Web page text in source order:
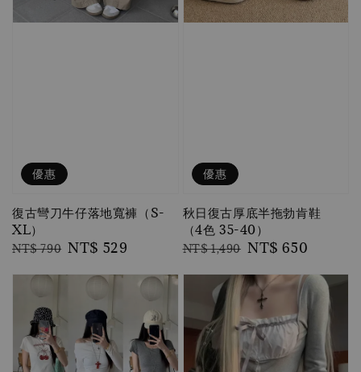
優惠
復古彎刀牛仔落地寬褲（S-
XL）
Regular
NT$ 790 Sale
NT$ 529
優惠
秋日復古厚底半拖勃肯鞋
（4色 35-40）
Regular
NT$ 1,490 Sale
NT$ 650